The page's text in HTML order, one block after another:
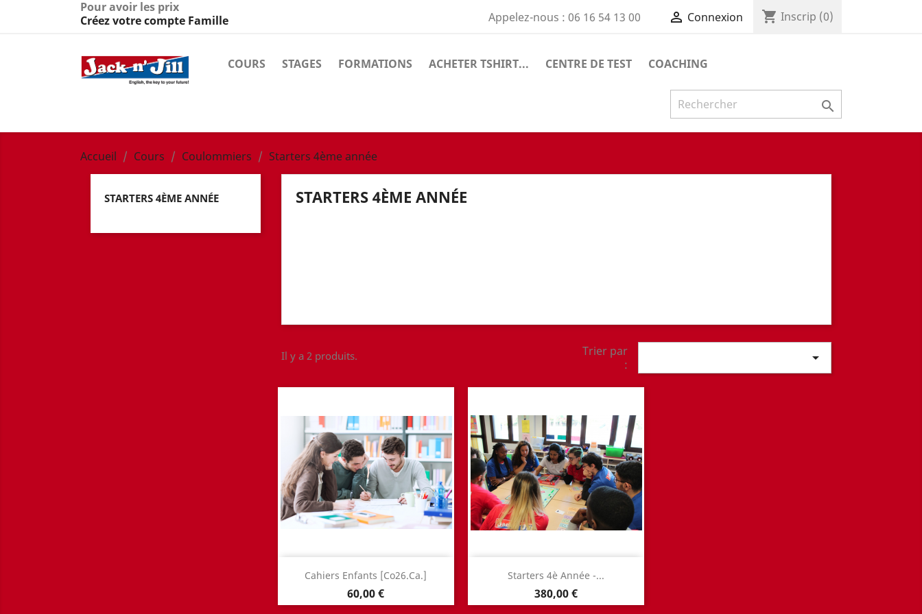
Pour avoir les prix
Créez votre compte Famille
Appelez-nous : 06 16 54 13 00  Connexion shopping_cart Inscrip (0)
COURS STAGES FORMATIONS ACHETER TSHIRT... CENTRE DE TEST COACHING

Accueil Cours Coulommiers Starters 4ème année
STARTERS 4ÈME ANNÉE STARTERS 4ÈME ANNÉE
Il y a 2 produits.
Trier par
:

Cahiers Enfants [Co26.Ca.]
Prix
60,00 €
Aperçu rapide Starters 4è Année -...
Prix
380,00 €
Aperçu rapide